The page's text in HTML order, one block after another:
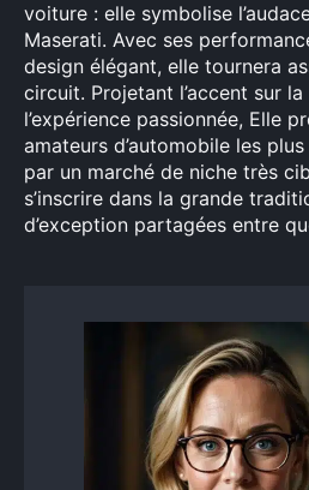
voiture : elle symbolise
Maserati. Avec ses
design élégant, elle tournera
circuit. Projetant l’accent sur
l’expérience passionnée, Elle
amateurs d’automobile les
par un marché de niche très
s’inscrire dans la grande
d’exception partagées entre